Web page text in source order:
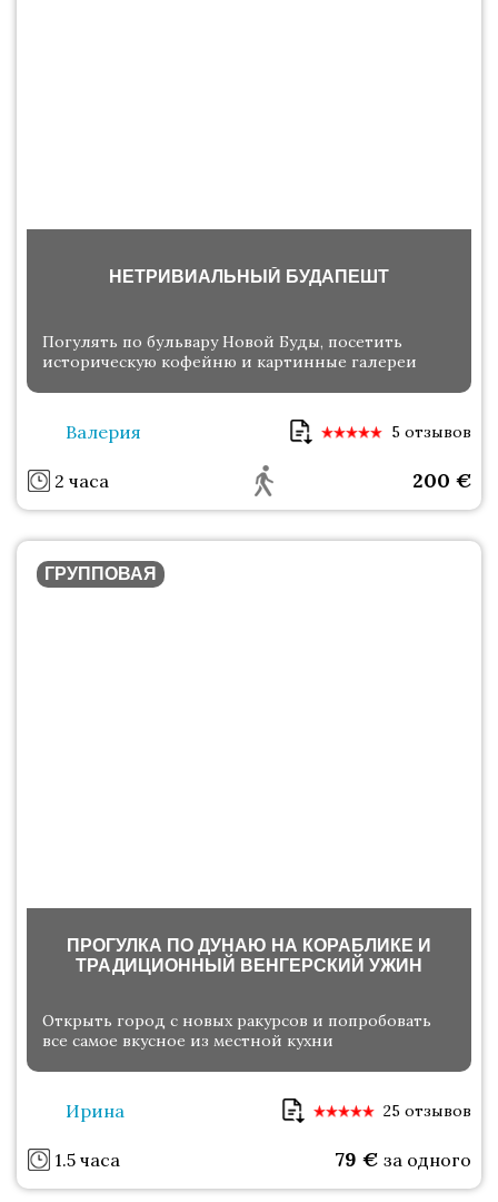
НЕТРИВИАЛЬНЫЙ БУДАПЕШТ
Погулять по бульвару Новой Буды, посетить
историческую кофейню и картинные галереи
Валерия 5 отзывов
2 часа 200 €
ГРУППОВАЯ
ПРОГУЛКА ПО ДУНАЮ НА КОРАБЛИКЕ И
ТРАДИЦИОННЫЙ ВЕНГЕРСКИЙ УЖИН
Открыть город с новых ракурсов и попробовать
все самое вкусное из местной кухни
Ирина 25 отзывов
1.5 часа 79 € за одного